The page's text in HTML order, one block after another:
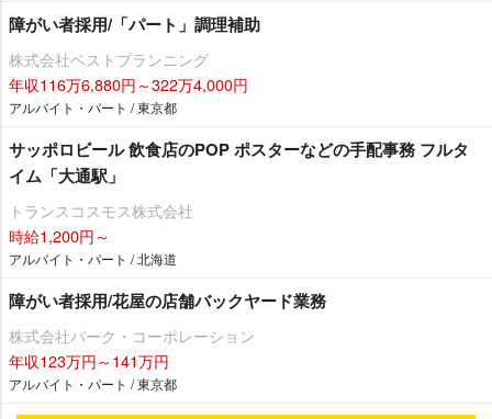
障がい者採用/「パート」調理補助
株式会社ベストプランニング
年収116万6,880円～322万4,000円
アルバイト・パート / 東京都
サッポロビール 飲食店のPOP ポスターなどの手配事務 フルタ
イム「大通駅」
トランスコスモス株式会社
時給1,200円～
アルバイト・パート / 北海道
障がい者採用/花屋の店舗バックヤード業務
株式会社パーク・コーポレーション
年収123万円～141万円
アルバイト・パート / 東京都